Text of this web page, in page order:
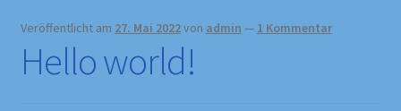
Widerrufsbelehrung
Veröffentlicht am 27. Mai 2022von admin — 1 Kommentar
Hello world!